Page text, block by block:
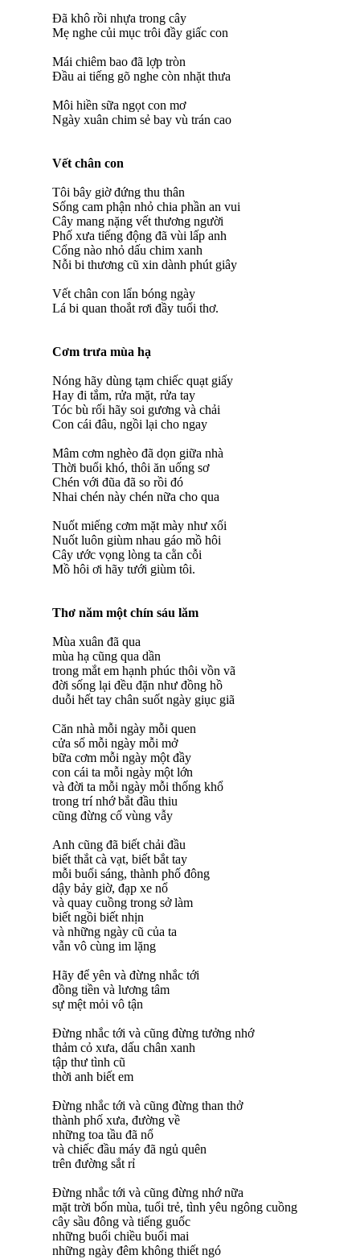
Đã khô rồi nhựa trong cây
Mẹ nghe củi mục trôi đầy giấc con
Mái chiêm bao đã lợp tròn
Đầu ai tiếng gõ nghe còn nhặt thưa
Môi hiền sữa ngọt con mơ
Ngày xuân chim sẻ bay vù trán cao
Vết chân con
Tôi bây giờ đứng thu thân
Sống cam phận nhỏ chia phần an vui
Cây mang nặng vết thương người
Phố xưa tiếng động đã vùi lấp anh
Cổng nào nhỏ dấu chim xanh
Nỗi bi thương cũ xin dành phút giây
Vết chân con lẩn bóng ngày
Lá bi quan thoắt rơi đầy tuổi thơ.
Cơm trưa mùa hạ
Nóng hãy dùng tạm chiếc quạt giấy
Hay đi tắm, rửa mặt, rửa tay
Tóc bù rối hãy soi gương và chải
Con cái đâu, ngồi lại cho ngay
Mâm cơm nghèo đã dọn giữa nhà
Thời buổi khó, thôi ăn uống sơ
Chén với đũa đã so rồi đó
Nhai chén này chén nữa cho qua
Nuốt miếng cơm mặt mày như xối
Nuốt luôn giùm nhau gáo mồ hôi
Cây ước vọng lòng ta cằn cỗi
Mồ hôi ơi hãy tưới giùm tôi.
Thơ năm một chín sáu lăm
Mùa xuân đã qua
mùa hạ cũng qua dần
trong mắt em hạnh phúc thôi vồn vã
đời sống lại đều đặn như đồng hồ
duỗi hết tay chân suốt ngày giục giã
Căn nhà mỗi ngày mỗi quen
cửa sổ mỗi ngày mỗi mở
bữa cơm mỗi ngày một đầy
con cái ta mỗi ngày một lớn
và đời ta mỗi ngày mỗi thống khổ
trong trí nhớ bắt đầu thiu
cũng đừng cố vùng vẫy
Anh cũng đã biết chải đầu
biết thắt cà vạt, biết bắt tay
mỗi buổi sáng, thành phố đông
dậy bảy giờ, đạp xe nổ
và quay cuồng trong sở làm
biết ngồi biết nhịn
và những ngày cũ của ta
vẫn vô cùng im lặng
Hãy để yên và đừng nhắc tới
đồng tiền và lương tâm
sự mệt mỏi vô tận
Đừng nhắc tới và cũng đừng tưởng nhớ
thảm cỏ xưa, dấu chân xanh
tập thư tình cũ
thời anh biết em
Đừng nhắc tới và cũng đừng than thở
thành phố xưa, đường về
những toa tầu đã nổ
và chiếc đầu máy đã ngủ quên
trên đường sắt rỉ
Đừng nhắc tới và cũng đừng nhớ nữa
mặt trời bốn mùa, tuổi trẻ, tình yêu ngông cuồng
cây sầu đông và tiếng guốc
những buổi chiều buổi mai
những ngày đêm không thiết ngó